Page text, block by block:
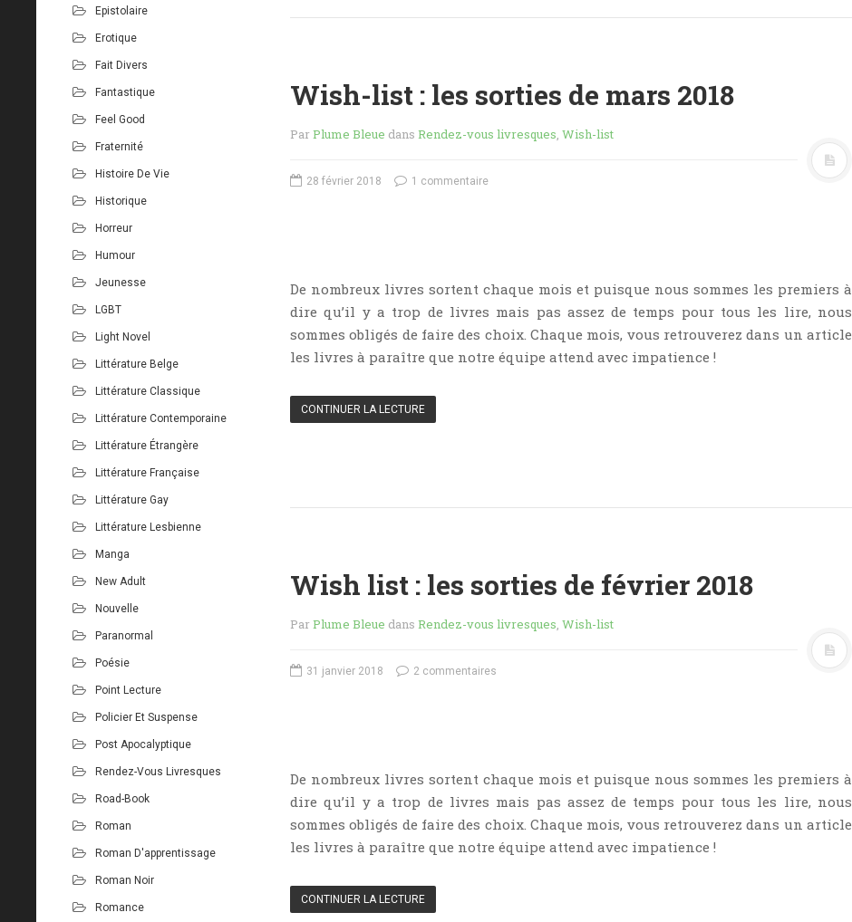
Epistolaire
Erotique
Fait Divers
Fantastique
Feel Good
Fraternité
Histoire De Vie
Historique
Horreur
Humour
Jeunesse
LGBT
Light Novel
Littérature Belge
Littérature Classique
Littérature Contemporaine
Littérature Étrangère
Littérature Française
Littérature Gay
Littérature Lesbienne
Manga
New Adult
Nouvelle
Paranormal
Poésie
Point Lecture
Policier Et Suspense
Post Apocalyptique
Rendez-Vous Livresques
Road-Book
Roman
Roman D'apprentissage
Roman Noir
Romance
Wish-list : les sorties de mars 2018
ParPlume Bleue dans Rendez-vous livresques, Wish-list
28 février 2018 1 commentaire
De nombreux livres sortent chaque mois et puisque nous sommes les premiers à
dire qu’il y a trop de livres mais pas assez de temps pour tous les lire, nous
sommes obligés de faire des choix. Chaque mois, vous retrouverez dans un article
les livres à paraître que notre équipe attend avec impatience !
CONTINUER LA LECTURE
Wish list : les sorties de février 2018
ParPlume Bleue dans Rendez-vous livresques, Wish-list
31 janvier 2018 2 commentaires
De nombreux livres sortent chaque mois et puisque nous sommes les premiers à
dire qu’il y a trop de livres mais pas assez de temps pour tous les lire, nous
sommes obligés de faire des choix. Chaque mois, vous retrouverez dans un article
les livres à paraître que notre équipe attend avec impatience !
CONTINUER LA LECTURE